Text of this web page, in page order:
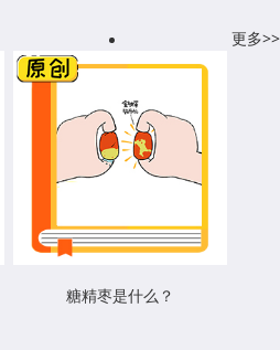
更多>>
糖精枣是什么？